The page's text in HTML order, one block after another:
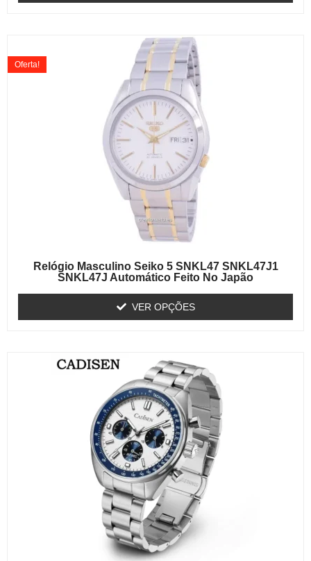
Relógio Masculino Seiko 5 SNKL47 SNKL47J1
SNKL47J Automático Feito No Japão
Oferta!
VER OPÇÕES